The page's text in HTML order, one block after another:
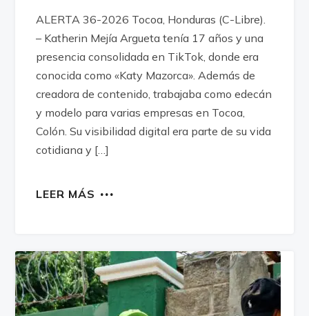
ALERTA 36-2026 Tocoa, Honduras (C-Libre).
– Katherin Mejía Argueta tenía 17 años y una
presencia consolidada en TikTok, donde era
conocida como «Katy Mazorca». Además de
creadora de contenido, trabajaba como edecán
y modelo para varias empresas en Tocoa,
Colón. Su visibilidad digital era parte de su vida
cotidiana y […]
LEER MÁS